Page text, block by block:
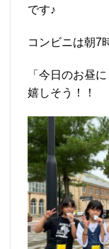
です♪
コンビニは朝7
「今日のお昼
嬉しそう！！